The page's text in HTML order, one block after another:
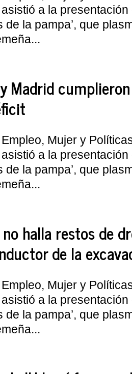
a la presentación
de la pampa’, que
Madrid
Mujer y
a la presentación
de la pampa’, que
halla restos de
de la
Mujer y
a la presentación
de la pampa’, que